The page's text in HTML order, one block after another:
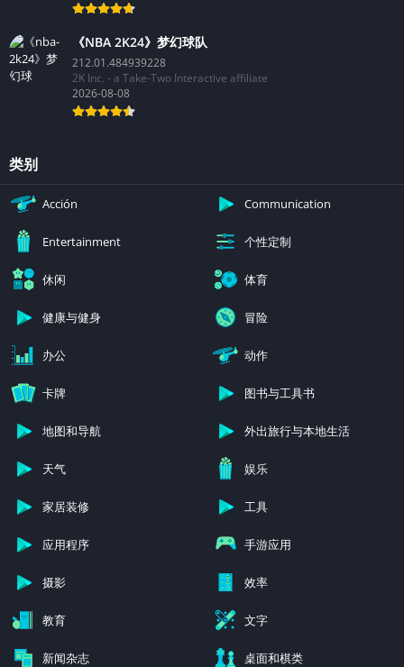
《NBA 2K24》梦幻球队
212.01.484939228
2K Inc. - a Take-Two Interactive affiliate
2026-08-08
类别
Acción Communication
Entertainment 个性定制
休闲 体育
健康与健身 冒险
办公 动作
卡牌 图书与工具书
地图和导航 外出旅行与本地生活
天气 娱乐
家居装修 工具
应用程序 手游应用
摄影 效率
教育 文字
新闻杂志 桌面和棋类